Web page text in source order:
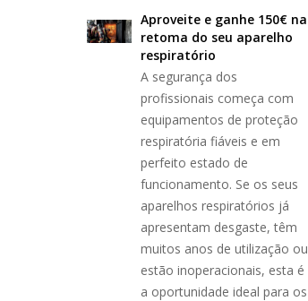
Aproveite e ganhe 150€ na
retoma do seu aparelho
respiratório
A segurança dos
profissionais começa com
equipamentos de proteção
respiratória fiáveis e em
perfeito estado de
funcionamento. Se os seus
aparelhos respiratórios já
apresentam desgaste, têm
muitos anos de utilização ou
estão inoperacionais, esta é
a oportunidade ideal para os